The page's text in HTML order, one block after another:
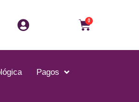
0Carrito
Pagos